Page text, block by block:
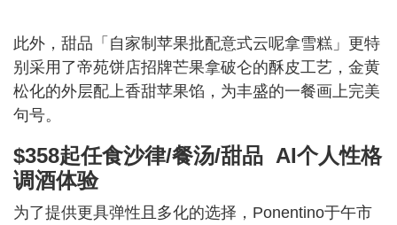
此外，甜品「自家制苹果批配意式云呢拿雪糕」更特
别采用了帝苑饼店招牌芒果拿破仑的酥皮工艺，金黄
松化的外层配上香甜苹果馅，为丰盛的一餐画上完美
句号。
$358起任食沙律/餐汤/甜品 AI个人性格
调酒体验
为了提供更具弹性且多化的选择，Ponentino于午市